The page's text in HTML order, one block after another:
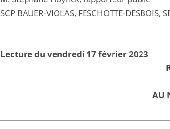
SCP BAUER-VIOLAS, FESCHOTTE-DESBOIS,
Lecture du vendredi 17 février 2023
AU